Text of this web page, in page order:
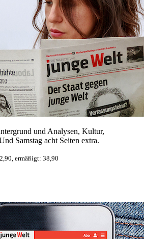
und Analysen, Kultur,
Samstag acht Seiten extra.
ermäßigt: 38,90